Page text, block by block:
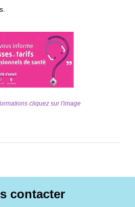
cliquez sur l'image
contacter